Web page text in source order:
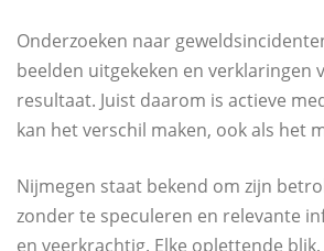
Onderzoeken naar
beelden uitgekeken en verklaringen
resultaat. Juist daarom is actieve
kan het verschil maken, ook als het
Nijmegen staat bekend om zijn
zonder te speculeren en relevante
en veerkrachtig. Elke oplettende